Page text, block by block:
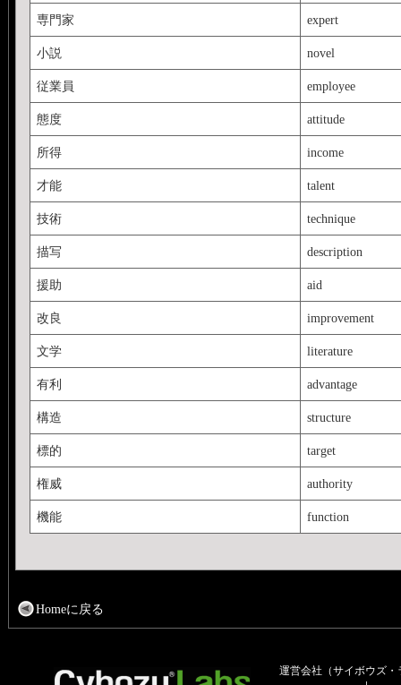
専門家 expert
小説 novel
従業員 employee
態度 attitude
所得 income
才能 talent
技術 technique
描写 description
援助 aid
改良 improvement
文学 literature
有利 advantage
構造 structure
標的 target
権威 authority
機能 function
Homeに戻る
運営会社（サイボウズ・